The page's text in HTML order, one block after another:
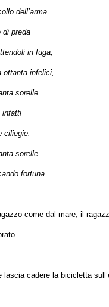
dell’arma.
di preda
in fuga,
ottanta infelici,
sorelle.
infatti
ciliegie:
sorelle
fortuna.
come dal mare, il
cadere la bicicletta